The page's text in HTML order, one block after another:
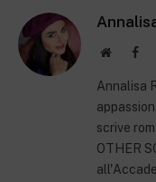
Website
Annalisa
scrive
OTHER